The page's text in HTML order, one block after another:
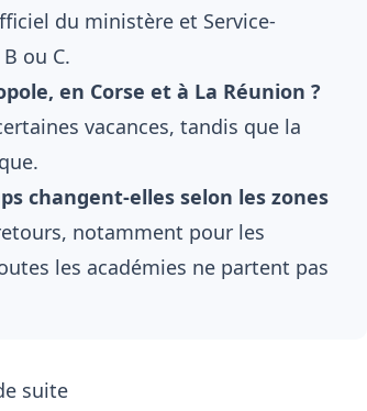
du ministère et Service-
ou C.
en Corse et à La Réunion ?
vacances, tandis que la
changent-elles selon les zones
notamment pour les
les académies ne partent pas
suite